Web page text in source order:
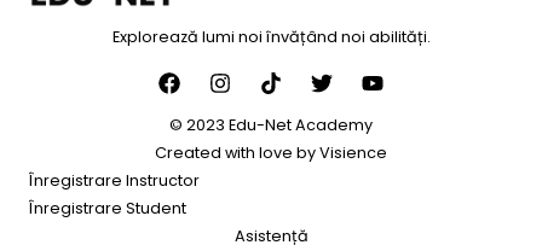
Explorează lumi noi învățând noi abilități.
© 2023 Edu-Net Academy
Created with love byVisience
Înregistrare Instructor
Înregistrare Student
Asistență